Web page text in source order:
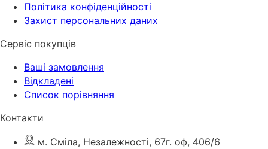
Політика конфіденційності
Захист персональних даних
Сервіс покупців
Ваші замовлення
Відкладені
Список порівняння
Контакти
м. Сміла, Незалежності, 67г. оф, 406/6